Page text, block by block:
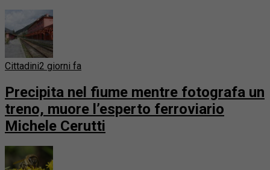
Cittadini2 giorni fa
Precipita nel fiume mentre fotografa un
treno, muore l’esperto ferroviario
Michele Cerutti